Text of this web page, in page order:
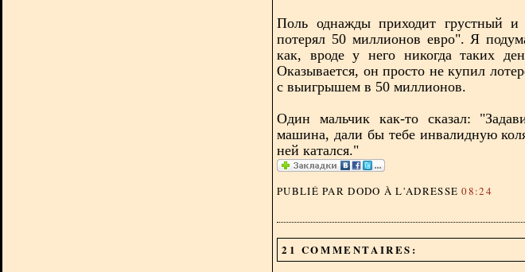
Поль однажды приходит грустный
потерял 50 миллионов евро". Я
как, вроде у него никогда таких
Оказывается, он просто не купил
с выигрышем в 50 миллионов.
Один мальчик как-то сказал:
машина, дали бы тебе инвалидную
ней катался."
PUBLIÉ PAR DODO À L'ADRESSE08:24
21 COMMENTAIRES: